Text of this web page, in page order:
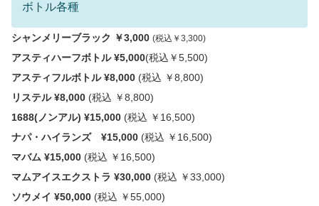
ボトル各種
シャンメリーブラック ￥3,000 (税込￥3,300)
アスティハーフボトル ¥5,000(税込￥5,500)
アスティフルボトル ¥8,000 (税込 ￥8,800)
リステル ¥8,000 (税込 ￥8,800)
1688(ノンアル) ¥15,000 (税込 ￥16,500)
ナパ・ハイランズ ¥15,000 (税込 ￥16,500)
マバム ¥15,000 (税込 ￥16,500)
マムアイスエクストラ ¥30,000 (税込 ￥33,000)
ソウメイ ¥50,000 (税込 ￥55,000)